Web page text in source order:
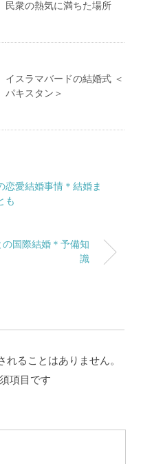
民衆の熱気に満ちた場所
イスラマバードの結婚式 ＜
パキスタン＞
恋愛結婚事情＊結婚ま
も
国際結婚＊予備知
識
れることはありません。
項目です